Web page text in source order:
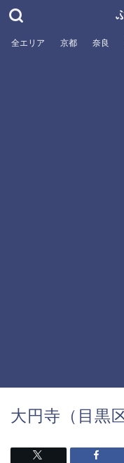
全エリア 京都 奈良
大円寺（目黒区